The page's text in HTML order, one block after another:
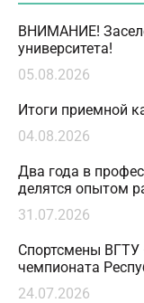
ВНИМАНИЕ!
университета!
05.08.2026
Итоги приемной
04.08.2026
Два года в
делятся опытом
31.07.2026
Спортсмены ВГТУ
чемпионата
24.07.2026